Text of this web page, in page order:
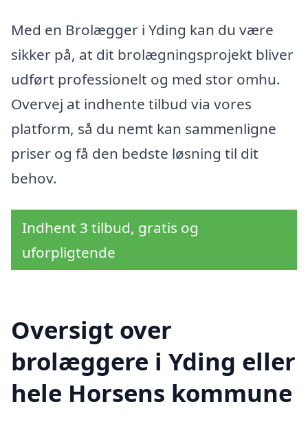
Med en Brolægger i Yding kan du være
sikker på, at dit brolægningsprojekt bliver
udført professionelt og med stor omhu.
Overvej at indhente tilbud via vores
platform, så du nemt kan sammenligne
priser og få den bedste løsning til dit
behov.
Indhent 3 tilbud, gratis og
uforpligtende
Oversigt over
brolæggere i Yding eller
hele Horsens kommune